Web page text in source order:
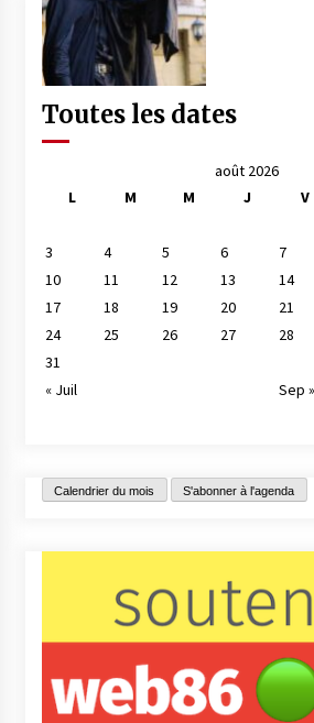
Toutes les dates
août 2026
L
M M J V
3
4 5 6 7
10
11 12 13 14
17
18 19 20 21
24
25 26 27 28
31
« Juil
Sep »
Calendrier du mois S'abonner à l'agenda